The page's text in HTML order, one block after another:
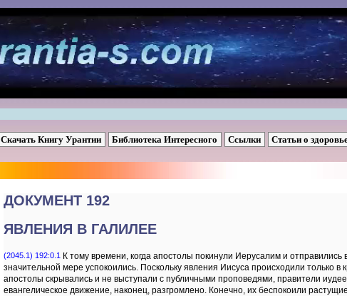
Скачать Книгу Урантии Библиотека Интересного Ссылки Статьи о
ДОКУМЕНТ 192
ЯВЛЕНИЯ В ГАЛИЛЕЕ
(2045.1) 192:0.1 К тому времени, когда апостолы покинули Иерусалим и отправились
значительной мере успокоились. Поскольку явления Иисуса происходили только в
апостолы скрывались и не выступали с публичными проповедями, правители
евангелическое движение, наконец, разгромлено. Конечно, их беспокоили